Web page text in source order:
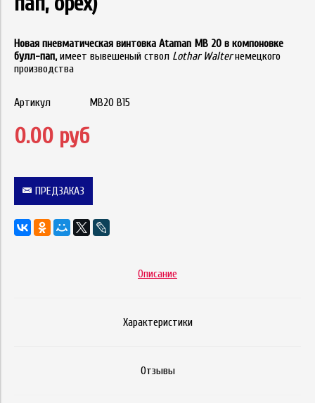
Новая пневматическая винтовка Ataman MB 20 в компоновке
булл-пап,имеет вывешеный ствол Lothar Walterнемецкого
производства
Артикул MB20 B15
0.00 руб
ПРЕДЗАКАЗ
Описание
Характеристики
Отзывы